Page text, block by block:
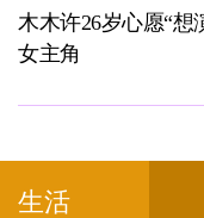
木木许26岁心愿“想
女主角
生活